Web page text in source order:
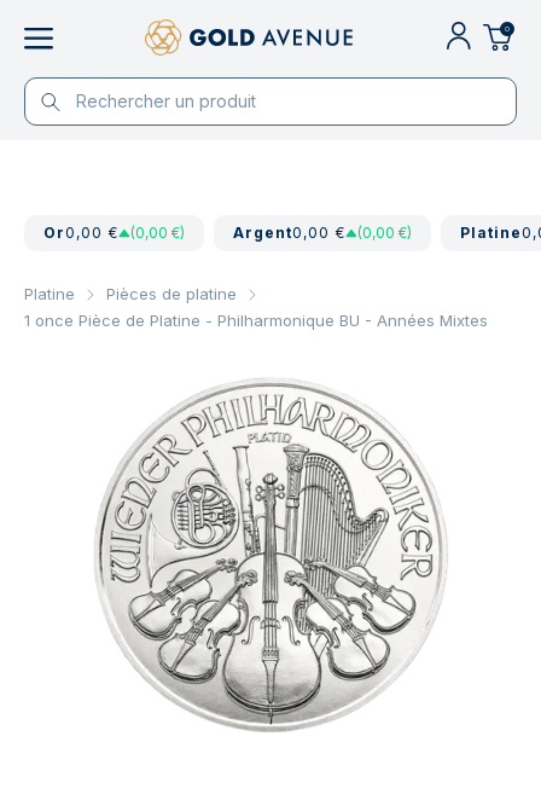
0
Or0,00 € (0,00 €) Argent0,00 € (0,00 €) Platine
Platine
Pièces de platine
1 once Pièce de Platine - Philharmonique BU - Années Mixtes